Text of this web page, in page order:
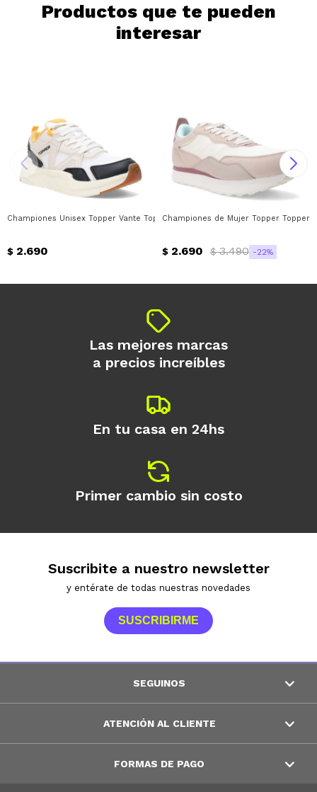
Productos que te pueden
interesar
Championes Unisex Topper Vante Topper - Beige - Negro
$ 2.690
Championes de Mujer Topper Topper
$ 2.690 $ 3.490 22
Las mejores marcas
a precios increíbles
En tu casa en 24hs
Primer cambio sin costo
Suscribite a nuestro newsletter
y entérate de todas nuestras novedades
SUSCRIBIRME
SEGUINOS
ATENCIÓN AL CLIENTE
FORMAS DE PAGO
Mes Año
* sujeto a aprobación crediticia. El monto
disponible puede variar por comercio